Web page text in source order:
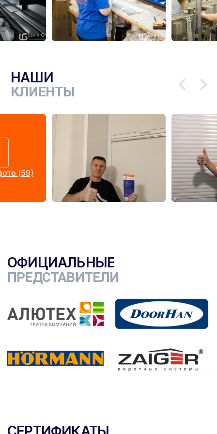
НАШИ
КЛИЕНТЫ
(59)
ОФИЦИАЛЬНЫЕ
ПРЕДСТАВИТЕЛИ